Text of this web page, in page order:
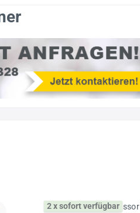
2 x sofort verfügbar